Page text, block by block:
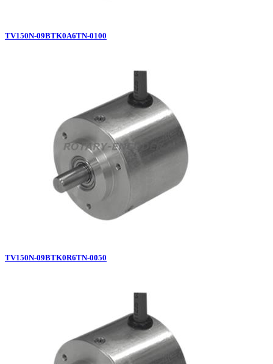
TV150N-09BTK0A6TN-0100
TV150N-09BTK0R6TN-0050